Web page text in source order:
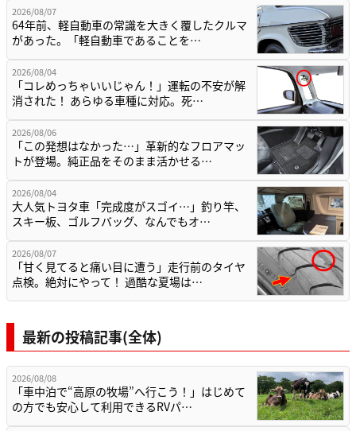
2026/08/07
64年前、軽自動車の常識を大きく覆したクルマ
があった。「軽自動車であることを…
2026/08/04
「コレめっちゃいいじゃん！」運転の不安が解
消された！ あらゆる車種に対応。死…
2026/08/06
「この発想はなかった…」革新的なフロアマッ
トが登場。純正品をそのまま活かせる…
2026/08/04
大人気トヨタ車「完成度がスゴイ…」釣り竿、
スキー板、ゴルフバッグ、なんでもオ…
2026/08/07
「甘く見てると痛い目に遭う」走行前のタイヤ
点検。絶対にやって！ 過酷な夏場は…
最新の投稿記事(全体)
2026/08/08
「車中泊で“高原の牧場”へ行こう！」はじめて
の方でも安心して利用できるRVパ…